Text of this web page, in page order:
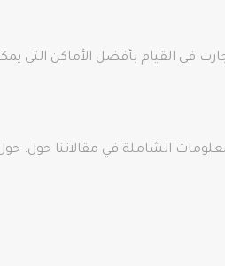
تخوض أفضل 50 نشاطاً في اسطنبول وأجمل التجارب في القيام
الشاملة في مقالاتنا حول: